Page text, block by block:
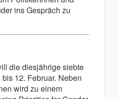
ins Gespräch zu
die diesjährige siebte
12. Februar. Neben
wird zu einem